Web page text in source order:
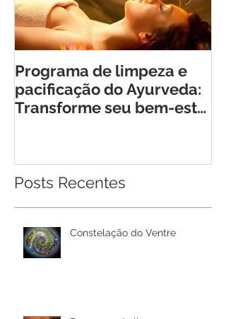
Programa de limpeza e
pacificação do Ayurveda:
Transforme seu bem-estar
Posts Recentes
Constelação do Ventre